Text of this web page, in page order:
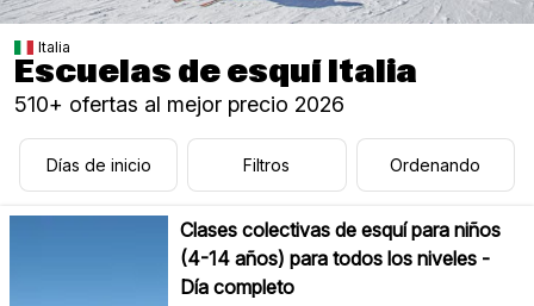
Italia
Escuelas de esquí Italia
510+ ofertas al mejor precio 2026
Días de inicio Filtros Ordenando
Clases colectivas de esquí para niños
(4-14 años) para todos los niveles -
Día completo